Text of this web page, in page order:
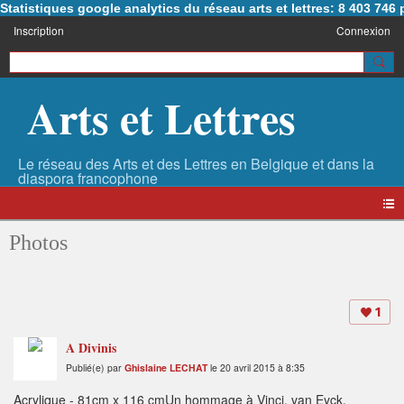
Statistiques google analytics du réseau arts et lettres: 8 403 746
Inscription Connexion
Arts et Lettres
Photos
1
A Divinis
Publié(e) par Ghislaine LECHATle 20 avril 2015 à 8:35
Acrylique - 81cm x 116 cmUn hommage à Vinci, van Eyck,